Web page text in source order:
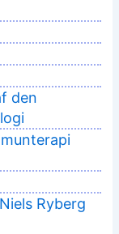
den
Ryberg